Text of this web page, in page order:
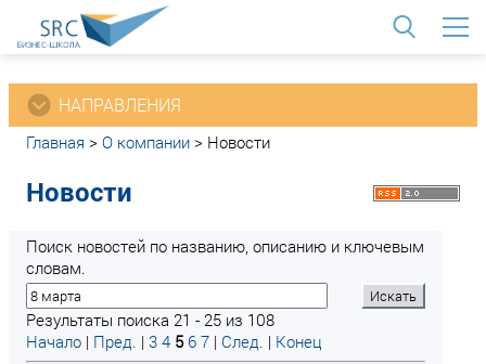
НАПРАВЛЕНИЯ
Главная > О компании > Новости
Новости
Поиск новостей по названию, описанию и ключевым
словам.
Результаты поиска 21 - 25 из 108
Начало | Пред. | 3 4 5 6 7 | След. | Конец